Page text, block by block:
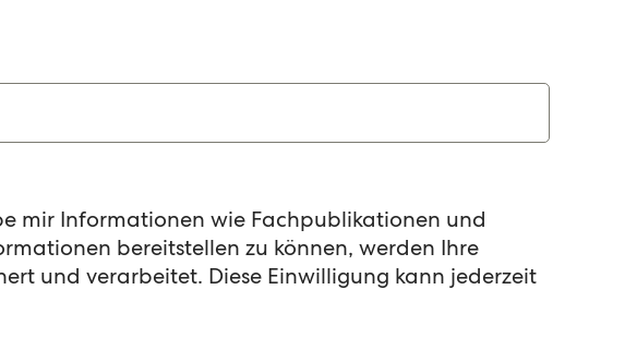
mir Informationen wie Fachpublikationen und
bereitstellen zu können, werden Ihre
und verarbeitet. Diese Einwilligung kann jederzeit